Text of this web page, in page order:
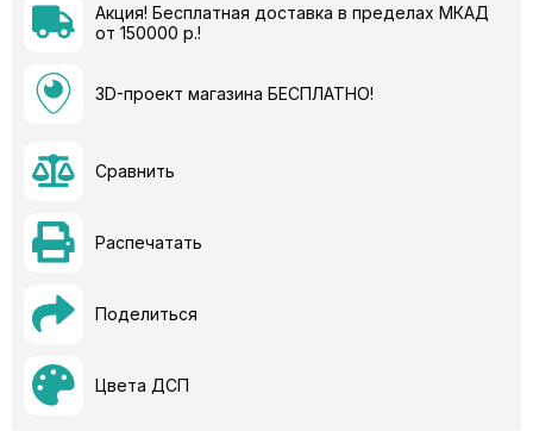
Акция! Бесплатная доставка в пределах МКАД
от 150000 р.!
3D-проект магазина БЕСПЛАТНО!
Сравнить
Распечатать
Поделиться
Цвета ДСП